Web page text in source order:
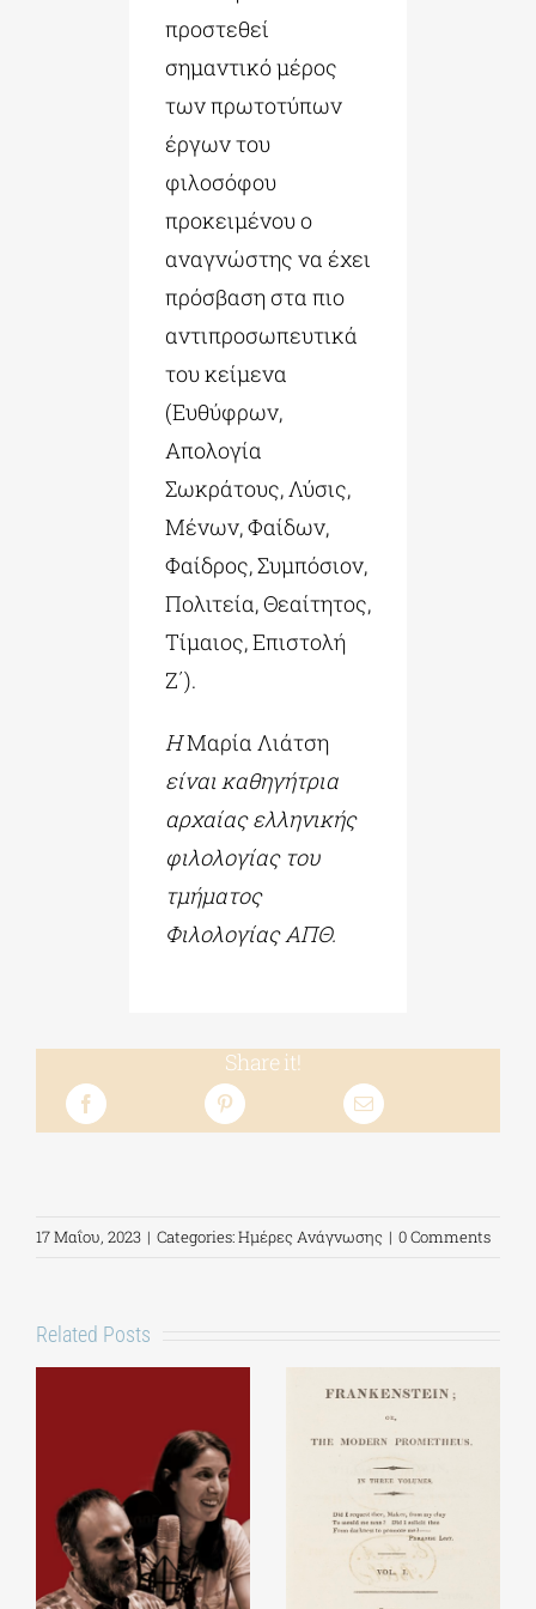
προστεθεί
σημαντικό μέρος
των πρωτοτύπων
έργων του
φιλοσόφου
προκειμένου ο
αναγνώστης να έχει
πρόσβαση στα πιο
αντιπροσωπευτικά
του κείμενα
(Ευθύφρων,
Απολογία
Σωκράτους, Λύσις,
Μένων, Φαίδων,
Φαίδρος, Συμπόσιον,
Πολιτεία, Θεαίτητος,
Τίμαιος, Επιστολή
Ζ΄).
ΗΜαρία Λιάτση
είναι καθηγήτρια
αρχαίας ελληνικής
φιλολογίας του
τμήματος
Φιλολογίας ΑΠΘ.
Share it!
17 Μαΐου, 2023 | Categories:Ημέρες Ανάγνωσης | 0 Comments
Related Posts